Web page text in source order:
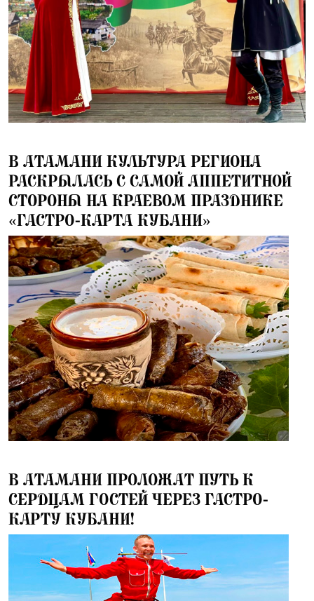
В АТАМАНИ КУЛЬТУРА РЕГИОНА
РАСКРЫЛАСЬ С САМОЙ АППЕТИТНОЙ
СТОРОНЫ НА КРАЕВОМ ПРАЗДНИКЕ
«ГАСТРО-КАРТА КУБАНИ»
В АТАМАНИ ПРОЛОЖАТ ПУТЬ К
СЕРДЦАМ ГОСТЕЙ ЧЕРЕЗ ГАСТРО-
КАРТУ КУБАНИ!